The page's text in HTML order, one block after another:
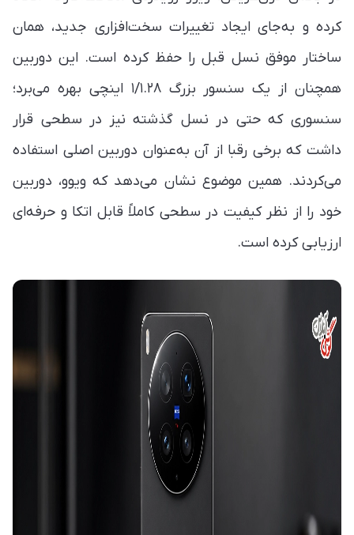
کرده و به‌جای ایجاد تغییرات سخت‌افزاری جدید، همان
ساختار موفق نسل قبل را حفظ کرده است. این دوربین
همچنان از یک سنسور بزرگ ۱/۱.۲۸ اینچی بهره می‌برد؛
سنسوری که حتی در نسل گذشته نیز در سطحی قرار
داشت که برخی رقبا از آن به‌عنوان دوربین اصلی استفاده
می‌کردند. همین موضوع نشان می‌دهد که ویوو، دوربین
خود را از نظر کیفیت در سطحی کاملاً قابل اتکا و حرفه‌ای
ارزیابی کرده است.